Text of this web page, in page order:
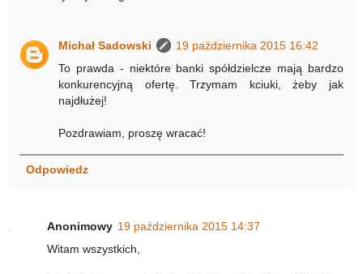
Michał Sadowski
19 października 2015 16:42
To prawda - niektóre banki spółdzielcze mają bardzo
konkurencyjną ofertę. Trzymam kciuki, żeby jak
najdłużej!
Pozdrawiam, proszę wracać!
Odpowiedz
Anonimowy 19 października 2015 14:37
Witam wszystkich,